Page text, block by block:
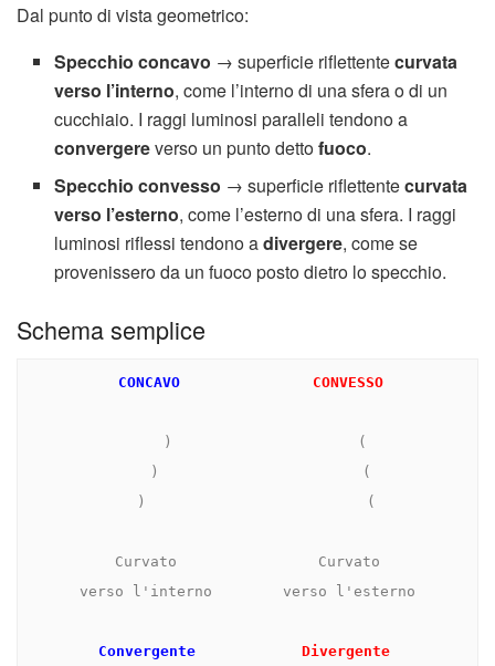
Dal punto di vista geometrico:
Specchio concavo → superficie riflettentecurvata
verso l’interno, come l’interno di una sfera o di un
cucchiaio. I raggi luminosi paralleli tendono a
convergereverso un punto dettofuoco.
Specchio convesso → superficie riflettentecurvata
verso l’esterno, come l’esterno di una sfera. I raggi
luminosi riflessi tendono adivergere, come se
provenissero da un fuoco posto dietro lo specchio.
Schema semplice
CONCAVO CONVESSO
Curvato                Curvato
verso l'interno        verso l'esterno
Convergente Divergente